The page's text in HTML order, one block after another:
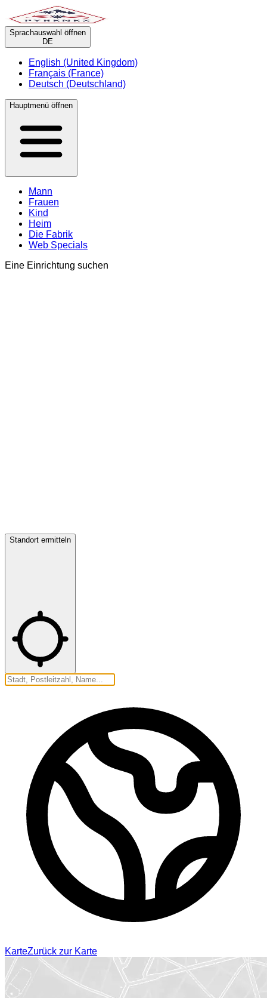
Sprachauswahl öffnen
DE
English (United Kingdom)
Français (France)
Deutsch (Deutschland)
Hauptmenü öffnen
Mann
Frauen
Kind
Heim
Die Fabrik
Web Specials
Eine Einrichtung suchen
Standort ermitteln
KarteZurück zur Karte